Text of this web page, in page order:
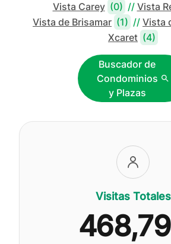
Vista Carey (0) // Vista
Vista de Brisamar (1) // Vista
Xcaret (4)
Buscador de
Condominios
y Plazas
Visitas Totales